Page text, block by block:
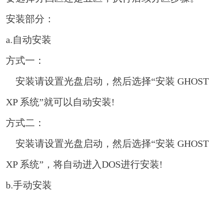
安装部分：
a.自动安装
方式一：
安装请设置光盘启动，然后选择“安装 GHOST
XP 系统”就可以自动安装!
方式二：
安装请设置光盘启动，然后选择“安装 GHOST
XP 系统”，将自动进入DOS进行安装!
b.手动安装